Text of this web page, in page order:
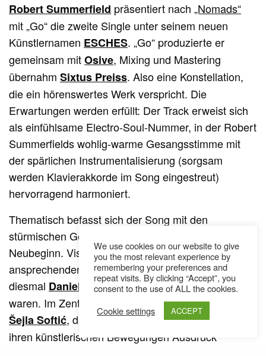
Robert Summerfield präsentiert nach„Nomads“
mit „Go“ die zweite Single unter seinem neuen
Künstlernamen ESCHES. „Go“ produzierte er
gemeinsam mitOsive, Mixing und Mastering
übernahmSixtus Preiss. Also eine Konstellation,
die ein hörenswertes Werk verspricht. Die
Erwartungen werden erfüllt: Der Track erweist sich
als einfühlsame Electro-Soul-Nummer, in der Robert
Summerfields wohlig-warme Gesangsstimme mit
der spärlichen Instrumentalisierung (sorgsam
werden Klavierakkorde im Song eingestreut)
hervorragend harmoniert.
Thematisch befasst sich der Song mit den
stürmischen Gefühlen von Trennung und
Neubeginn. Visualisiert wird die Nummer erneut in
ansprechenden Schwarz-Weiß-Bildern, wofür
diesmal Daniel ShakedundMarc Jarabezuständig
waren. Im Zentrum des Videos steht die Tänzerin
Šejla Softić, die den Worten Summerfields mit
ihren künstlerischen Bewegungen Ausdruck
We use cookies on our website to give
you the most relevant experience by
remembering your preferences and
repeat visits. By clicking “Accept”, you
consent to the use of ALL the cookies.
Cookie settings
ACCEPT